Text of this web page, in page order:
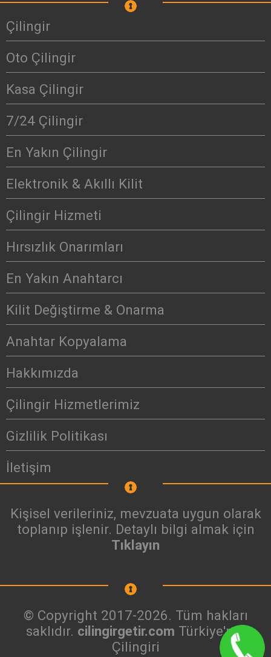
Çilingir
Oto Çilingir
Kasa Çilingir
7/24 Çilingir
En Yakın Çilingir
Elektronik & Akıllı Kilit
Çilingir Hizmeti
Hırsızlık Onarımları
En Yakın Anahtarcı
Kilit Değiştirme & Onarma
Anahtar Kopyalama
Hakkımızda
Çilingir Hizmetlerimiz
Gizlilik Politikası
İletişim
Kişisel verileriniz, mevzuata uygun olarak
toplanıp işlenir. Detaylı bilgi almak için
Tıklayın
© Copyright 2017-2026. Tüm hakları
saklıdır. cilingirgetir.com Türkiye'nin
Çilingiri